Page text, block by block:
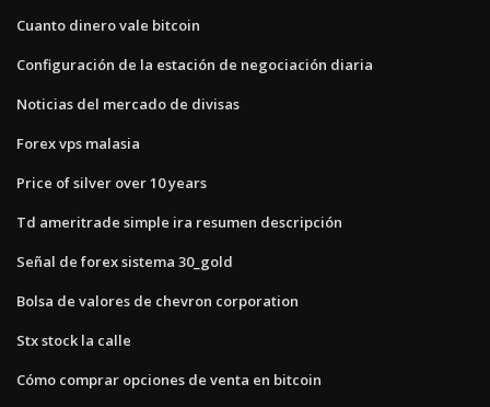
Cuanto dinero vale bitcoin
Configuración de la estación de negociación diaria
Noticias del mercado de divisas
Forex vps malasia
Price of silver over 10 years
Td ameritrade simple ira resumen descripción
Señal de forex sistema 30_gold
Bolsa de valores de chevron corporation
Stx stock la calle
Cómo comprar opciones de venta en bitcoin